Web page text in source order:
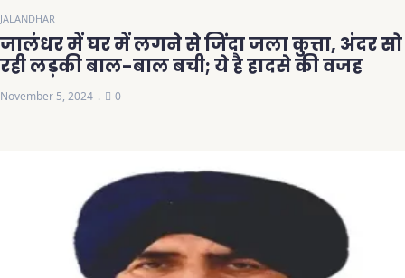
JALANDHAR
जालंधर में घर में लगने से जिंदा जला कुत्ता, अंदर सो
रही लड़की बाल-बाल बची; ये है हादसे की वजह
November 5, 2024 0